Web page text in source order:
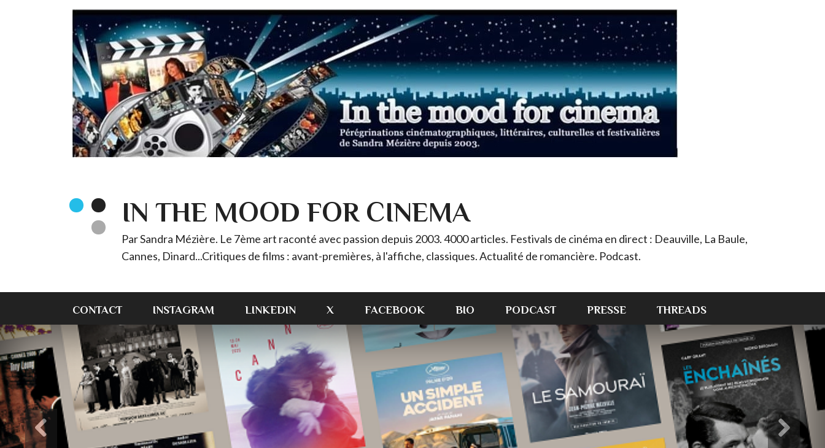
IN THE MOOD FOR CINEMA
Par Sandra Mézière. Le 7ème art raconté avec passion depuis 2003. 4000 articles. Festivals de cinéma en direct : Deauville, La Baule,
Cannes, Dinard...Critiques de films : avant-premières, à l'affiche, classiques. Actualité de romancière. Podcast.
CONTACT INSTAGRAM LINKEDIN X FACEBOOK BIO PODCAST PRESSE THREADS